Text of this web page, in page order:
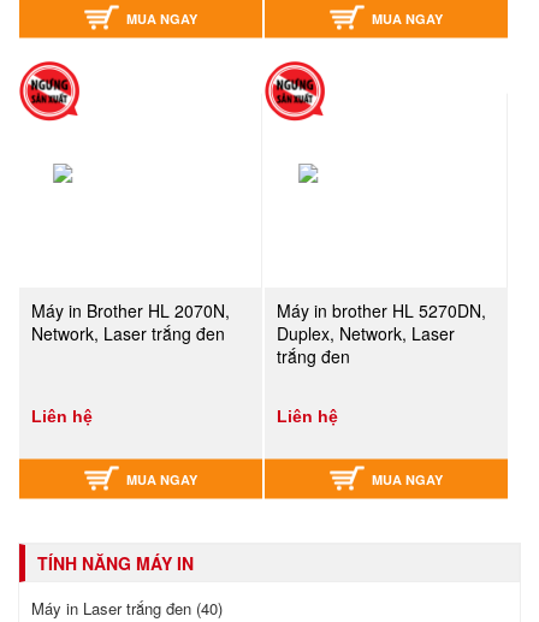
MUA NGAY MUA NGAY
Máy in Brother HL 2070N,
Network, Laser trắng đen
Liên hệ
MUA NGAY
Máy in brother HL 5270DN,
Duplex, Network, Laser
trắng đen
Liên hệ
MUA NGAY
TÍNH NĂNG MÁY IN
Máy in Laser trắng đen (40)